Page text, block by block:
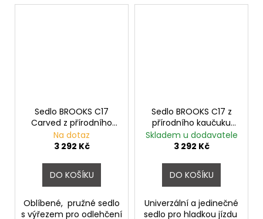
Sedlo BROOKS C17
Carved z přírodního
kaučuku Orange
Na dotaz
3 292 Kč
DO KOŠÍKU
Oblíbené, pružné sedlo
s výřezem pro odlehčení
Sedlo BROOKS C17 z
přírodního kaučuku
Black
Skladem u dodavatele
3 292 Kč
DO KOŠÍKU
Univerzální a jedinečné
sedlo pro hladkou jízdu